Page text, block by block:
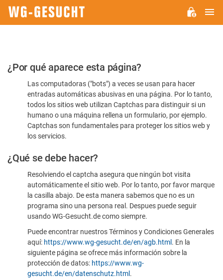
Por
favor,
confirme
humano
¿Por qué aparece esta página?
Las computadoras ("bots") a veces se usan para hacer
entradas automáticas abusivas en una página. Por lo tanto,
todos los sitios web utilizan Captchas para distinguir si un
humano o una máquina rellena un formulario, por ejemplo.
Captchas son fundamentales para proteger los sitios web y
los servicios.
¿Qué se debe hacer?
Resolviendo el captcha asegura que ningún bot visita
automáticamente el sitio web. Por lo tanto, por favor marque
la casilla abajo. De esta manera sabemos que no es un
programa sino una persona real. Despues puede seguir
usando WG-Gesucht.de como siempre.
Puede encontrar nuestros Términos y Condiciones Generales
aquí: https://www.wg-gesucht.de/en/agb.html . En la
siguiente página se ofrece más información sobre la
protección de datos: https://www.wg-
gesucht.de/en/datenschutz.html .